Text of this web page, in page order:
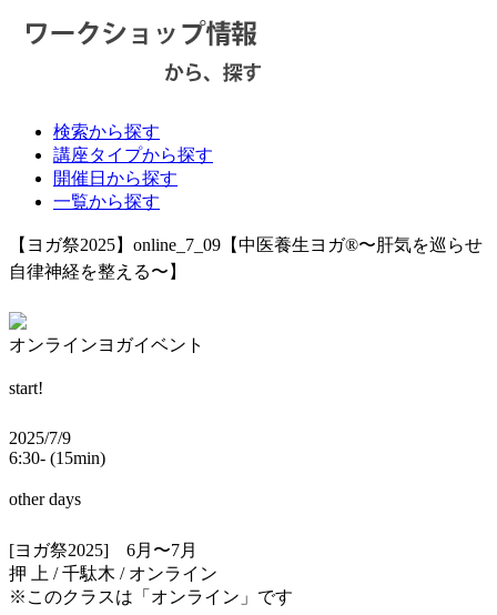
検索から探す
講座タイプから探す
開催日から探す
一覧から探す
【ヨガ祭2025】online_7_09【中医養生ヨガ®︎〜肝気を巡らせ
自律神経を整える〜】
オンラインヨガイベント
start!
2025/7/9
6:30- (15min)
other days
[ヨガ祭2025] 6月〜7月
押 上 / 千駄木 / オンライン
※このクラスは「オンライン」です